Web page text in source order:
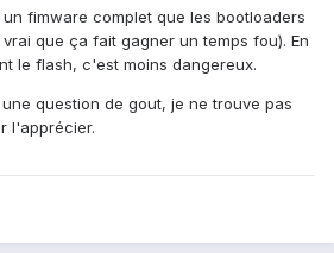
fimware complet que les bootloaders
que ça fait gagner un temps fou). En
le flash, c'est moins dangereux.
question de gout, je ne trouve pas
l'apprécier.